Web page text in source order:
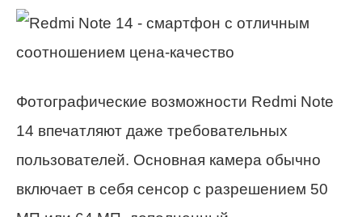
Фотографические возможности Redmi Note
14 впечатляют даже требовательных
пользователей. Основная камера обычно
включает в себя сенсор с разрешением 50